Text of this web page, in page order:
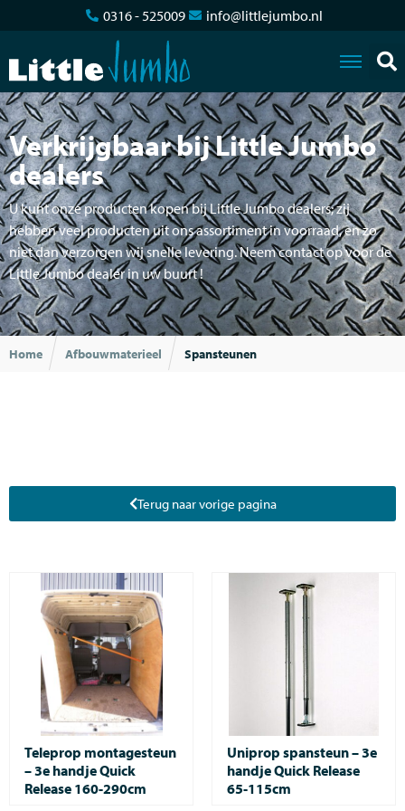
0316 - 525009 info@littlejumbo.nl
Verkrijgbaar bij Little Jumbo
dealers
U kunt onze producten kopen bij Little Jumbo dealers; zij
hebben veel producten uit ons assortiment in voorraad, en zo
niet dan verzorgen wij snelle levering. Neem contact op voor de
Little Jumbo dealer in uw buurt !
Home Afbouwmaterieel Spansteunen
Terug naar vorige pagina
Teleprop montagesteun
– 3e handje Quick
Release 160-290cm
Uniprop spansteun – 3e
handje Quick Release
65-115cm